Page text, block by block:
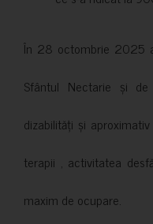
În 28 octombrie 2025
Sfântul Nectarie și
dizabilități și
terapii , activitatea
maxim de ocupare.